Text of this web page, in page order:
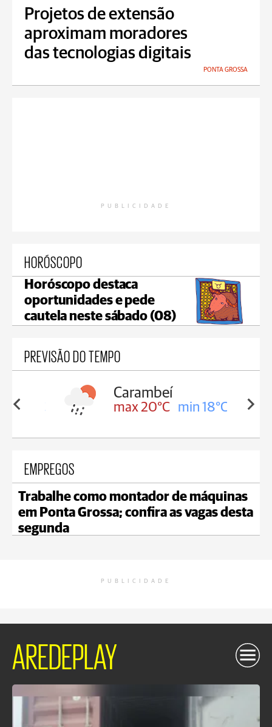
Projetos de extensão
aproximam moradores
das tecnologias digitais
PONTA GROSSA
PUBLICIDADE
HORÓSCOPO
Horóscopo destaca
oportunidades e pede
cautela neste sábado (08)
PREVISÃO DO TEMPO
18°C
Carambeí
max 20°C min 18°C
EMPREGOS
Trabalhe como montador de máquinas
em Ponta Grossa; confira as vagas desta
segunda
PUBLICIDADE
AREDEPLAY